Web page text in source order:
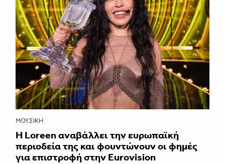
ΜΟΥΣΙΚΉ
Η Loreen αναβάλλει την ευρωπαϊκή
περιοδεία της και φουντώνουν οι φημές
για επιστροφή στην Eurovision